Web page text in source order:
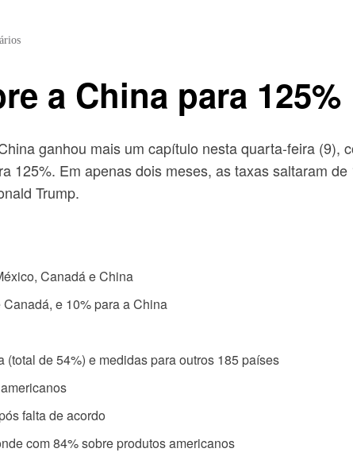
a China para 125%
ganhou mais um capítulo nesta quarta-feira (9),
125%. Em apenas dois meses, as taxas saltaram
Trump.
Canadá e China
e 10% para a China
de 54%) e medidas para outros 185 países
falta de acordo
com 84% sobre produtos americanos